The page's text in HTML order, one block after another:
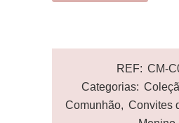
REF: CM-
Categorias:
Comunhão, Convites